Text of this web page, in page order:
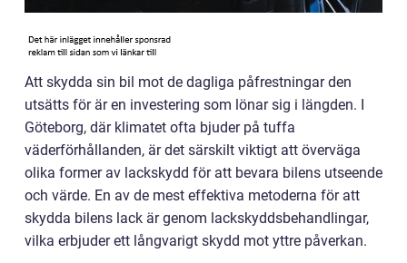
Att skydda sin bil mot de dagliga påfrestningar den
utsätts för är en investering som lönar sig i längden. I
Göteborg, där klimatet ofta bjuder på tuffa
väderförhållanden, är det särskilt viktigt att överväga
olika former av lackskydd för att bevara bilens utseende
och värde. En av de mest effektiva metoderna för att
skydda bilens lack är genom lackskyddsbehandlingar,
vilka erbjuder ett långvarigt skydd mot yttre påverkan.